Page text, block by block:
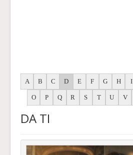
A B C D E F G H I
O P Q R S T U V
DA TI